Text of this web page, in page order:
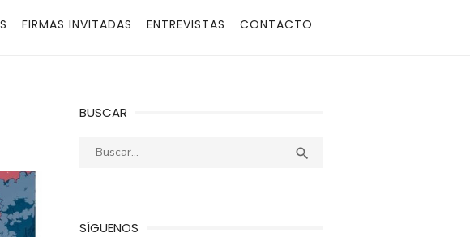
FIRMAS INVITADAS ENTREVISTAS CONTACTO
BUSCAR
Buscar: 
SÍGUENOS